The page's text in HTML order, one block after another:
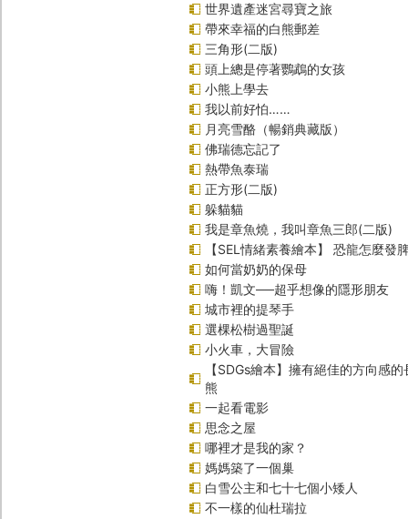
世界遺產迷宮尋寶之旅
帶來幸福的白熊郵差
三角形(二版)
頭上總是停著鸚鵡的女孩
小熊上學去
我以前好怕……
月亮雪酪（暢銷典藏版）
佛瑞德忘記了
熱帶魚泰瑞
正方形(二版)
躲貓貓
我是章魚燒，我叫章魚三郎(二版)
【SEL情緒素養繪本】 恐龍怎麼發
如何當奶奶的保母
嗨！凱文──超乎想像的隱形朋友
城市裡的提琴手
選棵松樹過聖誕
小火車，大冒險
【SDGs繪本】擁有絕佳的方向感
熊
一起看電影
思念之屋
哪裡才是我的家？
媽媽築了一個巢
白雪公主和七十七個小矮人
不一樣的仙杜瑞拉